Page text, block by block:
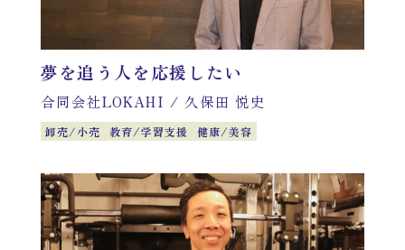
夢を追う人を応援したい
合同会社LOKAHI / 久保田 悦史
卸売/小売 教育/学習支援 健康/美容